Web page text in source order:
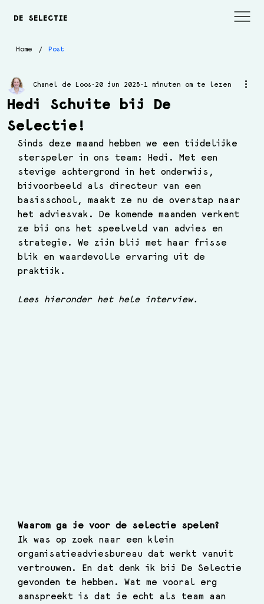
DE SELECTIE
Home / Post
Hedi Schuite bij De
Selectie!
Chanel de Loos 20 jun 2025 1 minuten om te lezen
Sinds deze maand hebben we een tijdelijke
sterspeler in ons team: Hedi. Met een
stevige achtergrond in het onderwijs,
bijvoorbeeld als directeur van een
basisschool, maakt ze nu de overstap naar
het adviesvak. De komende maanden verkent
ze bij ons het speelveld van advies en
strategie. We zijn blij met haar frisse
blik en waardevolle ervaring uit de
praktijk.
Lees hieronder het hele interview.
Waarom ga je voor de selectie spelen?
Ik was op zoek naar een klein
organisatieadviesbureau dat werkt vanuit
vertrouwen. En dat denk ik bij De Selectie
gevonden te hebben. Wat me vooral erg
aanspreekt is dat je echt als team aan